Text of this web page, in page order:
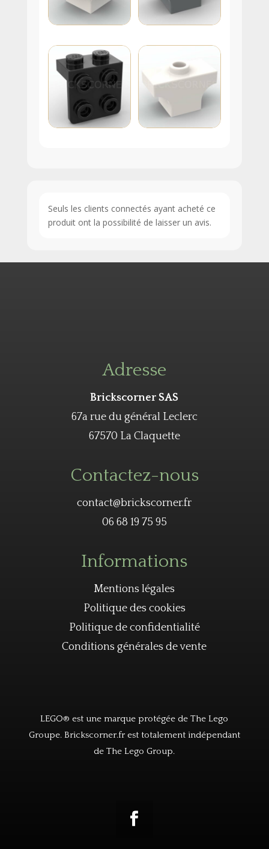
Seuls les clients connectés ayant acheté ce
produit ont la possibilité de laisser un avis.
Adresse
Brickscorner SAS
67a rue du général Leclerc
67570 La Claquette
Contactez-nous
contact@brickscorner.fr
06 68 19 75 95
Informations
Mentions légales
Politique des cookies
Politique de confidentialité
Conditions générales de vente
LEGO® est une marque protégée de The Lego
Groupe. Brickscorner.fr est totalement indépendant
de The Lego Group.